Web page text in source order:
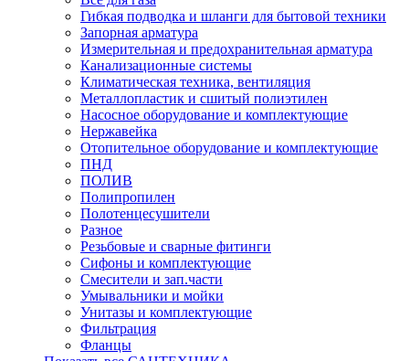
Гибкая подводка и шланги для бытовой техники
Запорная арматура
Измерительная и предохранительная арматура
Канализационные системы
Климатическая техника, вентиляция
Металлопластик и сшитый полиэтилен
Насосное оборудование и комплектующие
Нержавейка
Отопительное оборудование и комплектующие
ПНД
ПОЛИВ
Полипропилен
Полотенцесушители
Разное
Резьбовые и сварные фитинги
Сифоны и комплектующие
Смесители и зап.части
Умывальники и мойки
Унитазы и комплектующие
Фильтрация
Фланцы